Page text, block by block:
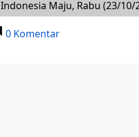
Indonesia Maju, Rabu (23/10/
0 Komentar